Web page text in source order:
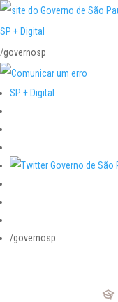
SP + Digital
/governosp
SP + Digital
/governosp